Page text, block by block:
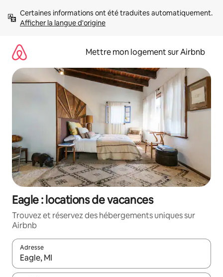
directement
Afficher la langue d'origine
Mettre mon logement sur Airbnb
Eagle : locations de vacances
Trouvez et réservez des hébergements uniques sur
Airbnb
Adresse
Lorsque les résultats s'affichent, utilisez les flèches vers le